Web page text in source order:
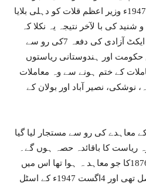
مسٹر فل کہتا ہے کہ جولائی 1947ء وزیر اعظم قلات کو دہلی بلایا
کی با لآخر نتیجہ یہ نکلا کہ
قلات آزاد ہوگیا۔ خیال تھا کہ ایکٹ آزادی کی دفعہ 7کی رو سے
اور ہندوستانی ریاستوں
کے ختم ہونے سے وہ معاملات
نوشکی، نصیر آباد اور بولان کے
وہ علاقے جنہیں 1887ء کے معاہدے کی رو سے مستجار لیا گیا
ریاست کا باقائدہ حصہ ہوں گے۔
برطانیہ اور قلات کے درمیان 1876کا جو معاہد ہ ہوا تھا اس میں
قلات کو خصوصی حیثیت حاصل تھی اور 4اگست 1947ء کے اسٹل